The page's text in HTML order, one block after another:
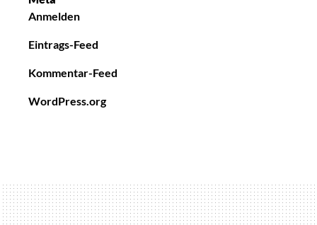
Anmelden
Eintrags-Feed
Kommentar-Feed
WordPress.org